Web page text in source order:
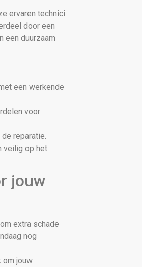
ervaren technici
door een
een duurzaam
een werkende
voor
reparatie.
veilig op het
jouw
extra schade
nog
om jouw